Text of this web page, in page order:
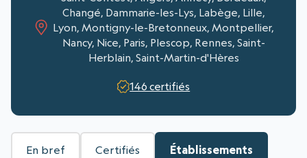
Changé, Dammarie-les-Lys, Labège, Lille,
Lyon, Montigny-le-Bretonneux, Montpellier,
Nancy, Nice, Paris, Plescop, Rennes, Saint-
Herblain, Saint-Martin-d'Hères
146 certifiés
En bref Certifiés Établissements